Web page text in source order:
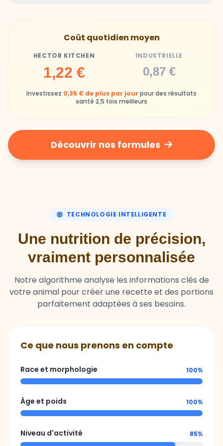
Industrielle
chimiques
Industrielle
Repas souvent boudés ou mangés sans plaisir
Coût quotidien moyen
HECTOR KITCHEN
1,22 €
INDUSTRIELLE
0,87 €
Investissez 0,35 € de plus par jour pour des résultats
santé 2,5 fois meilleurs
Découvrir nos formules
TECHNOLOGIE INTELLIGENTE
Une nutrition de précision,
vraiment personnalisée
Notre algorithme analyse les informations clés de
votre animal pour créer une recette et des portions
parfaitement adaptées à ses besoins.
Ce que nous prenons en compte
Race et morphologie 100%
Âge et poids 100%
Niveau d'activité 85%